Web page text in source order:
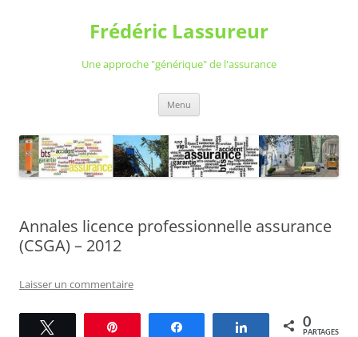
Frédéric Lassureur
Une approche "générique" de l'assurance
Menu
Annales licence professionnelle assurance
(CSGA) – 2012
Laisser un commentaire
Partagez 0
PARTAGES